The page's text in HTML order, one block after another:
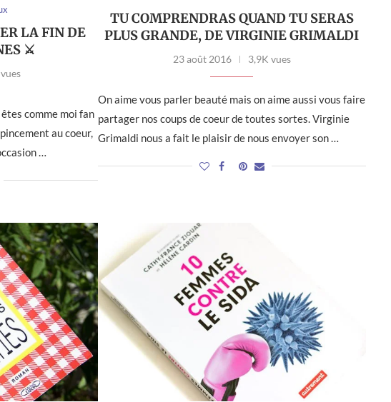
LA FIN DE
⚔️
comme moi fan
au coeur,
…
TU COMPRENDRAS QUAND TU SERAS
PLUS GRANDE, DE VIRGINIE GRIMALDI
23 août 2016 3,9K vues
On aime vous parler beauté mais on aime aussi vous faire
partager nos coups de coeur de toutes sortes. Virginie
Grimaldi nous a fait le plaisir de nous envoyer son …